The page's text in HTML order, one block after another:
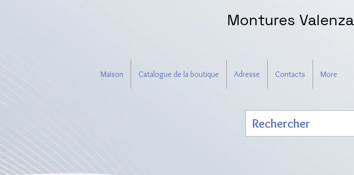
Montures Valenza
Maison Catalogue de la boutique Adresse Contacts More